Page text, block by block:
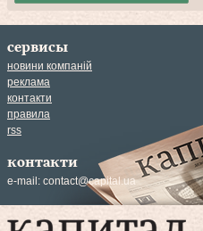
сервисы
новини компаній
реклама
контакти
правила
rss
контакти
e-mail: contact@capital.ua